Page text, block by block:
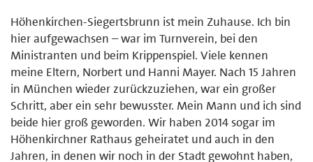
Höhenkirchen-Siegertsbrunn ist mein Zuhause. Ich bin
hier aufgewachsen – war im Turnverein, bei den
Ministranten und beim Krippenspiel. Viele kennen
meine Eltern, Norbert und Hanni Mayer. Nach 15 Jahren
in München wieder zurückzuziehen, war ein großer
Schritt, aber ein sehr bewusster. Mein Mann und ich sind
beide hier groß geworden. Wir haben 2014 sogar im
Höhenkirchner Rathaus geheiratet und auch in den
Jahren, in denen wir noch in der Stadt gewohnt haben,